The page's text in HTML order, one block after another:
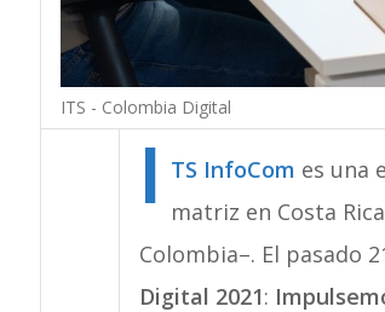
ITS - Colombia Digital
I TS InfoCom es una
matriz en Costa
Colombia–. El pasado
Digital 2021: